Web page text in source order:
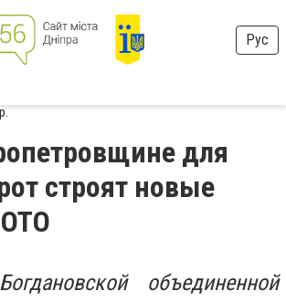
Рус
для
строят новые
объединенной